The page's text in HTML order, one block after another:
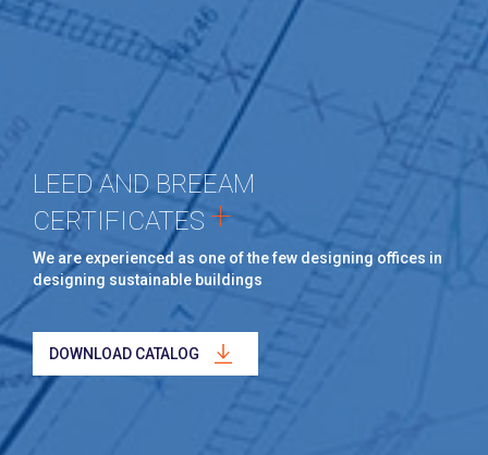
LEED AND BREEAM
CERTIFICATES +
We are experienced as one of the few designing offices in
designing sustainable buildings
DOWNLOAD CATALOG